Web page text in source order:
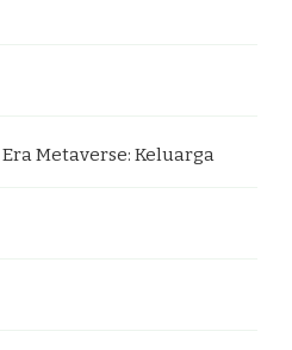
Metaverse: Keluarga